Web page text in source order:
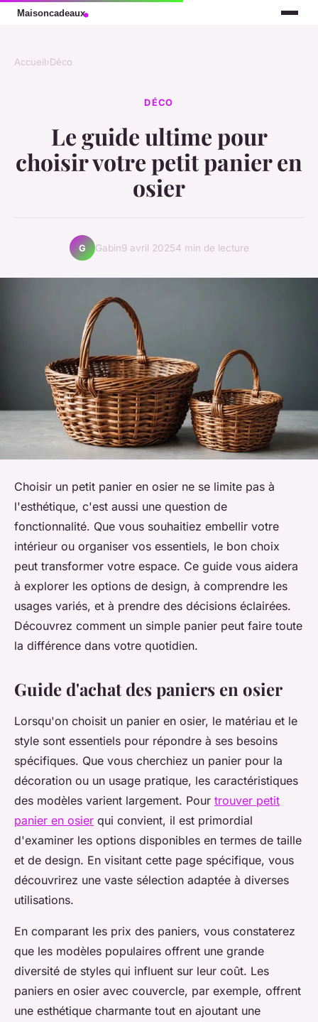
Accueil›Déco
DÉCO
Le guide ultime pour
choisir votre petit panier en
osier
G Gabin9 avril 20254 min de lecture
Choisir un petit panier en osier ne se limite pas à
l'esthétique, c'est aussi une question de
fonctionnalité. Que vous souhaitiez embellir votre
intérieur ou organiser vos essentiels, le bon choix
peut transformer votre espace. Ce guide vous aidera
à explorer les options de design, à comprendre les
usages variés, et à prendre des décisions éclairées.
Découvrez comment un simple panier peut faire toute
la différence dans votre quotidien.
Guide d'achat des paniers en osier
Lorsqu'on choisit un panier en osier, le matériau et le
style sont essentiels pour répondre à ses besoins
spécifiques. Que vous cherchiez un panier pour la
décoration ou un usage pratique, les caractéristiques
des modèles varient largement. Pour trouver petit
panier en osier qui convient, il est primordial
d'examiner les options disponibles en termes de taille
et de design. En visitant cette page spécifique, vous
découvrirez une vaste sélection adaptée à diverses
utilisations.
En comparant les prix des paniers, vous constaterez
que les modèles populaires offrent une grande
diversité de styles qui influent sur leur coût. Les
paniers en osier avec couvercle, par exemple, offrent
une esthétique charmante tout en ajoutant une